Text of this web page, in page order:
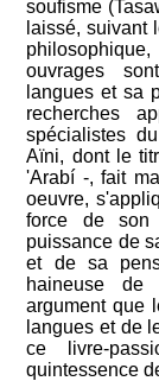
soufisme
laissé, suivant
ouvrages
langues et sa
recherches
spécialistes
Aïni, dont le
'Arabí -, fait
oeuvre,
force de son
puissance de
et de sa
haineuse de
argument que
langues et de
ce livre-
quintessence